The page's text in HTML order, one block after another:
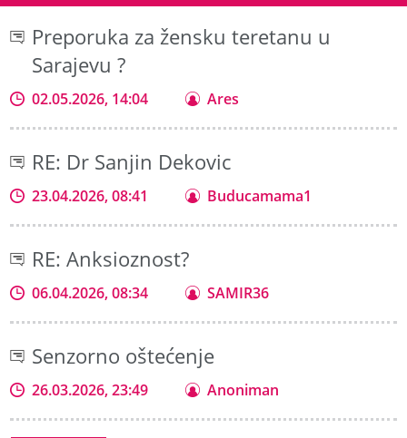
Preporuka za žensku teretanu u
Sarajevu ?
02.05.2026, 14:04 Ares
RE: Dr Sanjin Dekovic
23.04.2026, 08:41 Buducamama1
RE: Anksioznost?
06.04.2026, 08:34 SAMIR36
Senzorno oštećenje
26.03.2026, 23:49 Anoniman